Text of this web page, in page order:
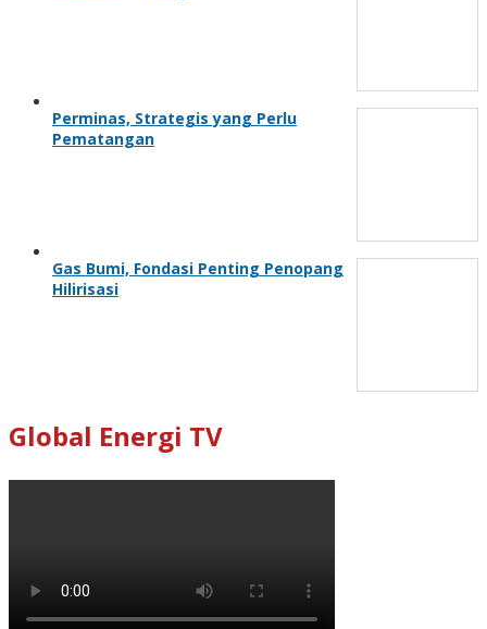
Perminas, Strategis yang Perlu
Pematangan
Gas Bumi, Fondasi Penting Penopang
Hilirisasi
Global Energi TV